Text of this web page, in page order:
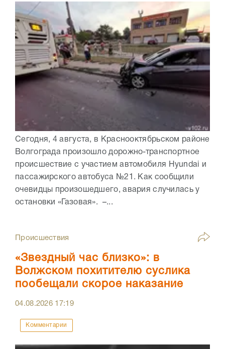
Сегодня, 4 августа, в Краснооктябрьском районе
Волгограда произошло дорожно-транспортное
происшествие с участием автомобиля Hyundai и
пассажирского автобуса №21. Как сообщили
очевидцы произошедшего, авария случилась у
остановки «Газовая». –...
Происшествия
«Звездный час близко»: в
Волжском похитителю суслика
пообещали скорое наказание
04.08.2026 17:19
Комментарии